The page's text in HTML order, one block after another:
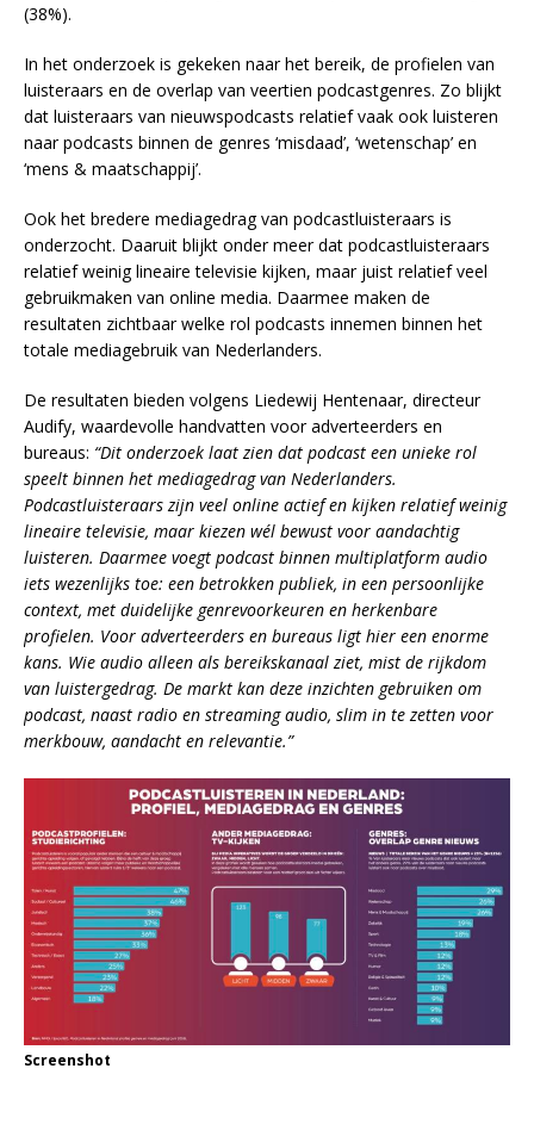
(38%).
In het onderzoek is gekeken naar het bereik, de profielen van
luisteraars en de overlap van veertien podcastgenres. Zo blijkt
dat luisteraars van nieuwspodcasts relatief vaak ook luisteren
naar podcasts binnen de genres ‘misdaad’, ‘wetenschap’ en
‘mens & maatschappij’.
Ook het bredere mediagedrag van podcastluisteraars is
onderzocht. Daaruit blijkt onder meer dat podcastluisteraars
relatief weinig lineaire televisie kijken, maar juist relatief veel
gebruikmaken van online media. Daarmee maken de
resultaten zichtbaar welke rol podcasts innemen binnen het
totale mediagebruik van Nederlanders.
De resultaten bieden volgens Liedewij Hentenaar, directeur
Audify, waardevolle handvatten voor adverteerders en
bureaus: “Dit onderzoek laat zien dat podcast een unieke rol
speelt binnen het mediagedrag van Nederlanders.
Podcastluisteraars zijn veel online actief en kijken relatief weinig
lineaire televisie, maar kiezen wél bewust voor aandachtig
luisteren. Daarmee voegt podcast binnen multiplatform audio
iets wezenlijks toe: een betrokken publiek, in een persoonlijke
context, met duidelijke genrevoorkeuren en herkenbare
profielen. Voor adverteerders en bureaus ligt hier een enorme
kans. Wie audio alleen als bereikskanaal ziet, mist de rijkdom
van luistergedrag. De markt kan deze inzichten gebruiken om
podcast, naast radio en streaming audio, slim in te zetten voor
merkbouw, aandacht en relevantie.”
Screenshot